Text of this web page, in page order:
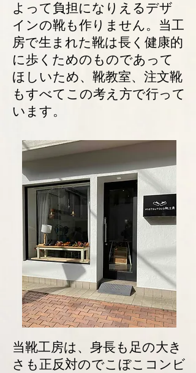
よって負担になりえるデザ
インの靴も作りません。​当工
房で生まれた靴は長く健康的
に歩くためのものであって
ほしいため、靴教室、注文靴
もすべてこの考え方で行って
います。
当靴工房は、身長も足の大き
さも正反対のでこぼこコンビ